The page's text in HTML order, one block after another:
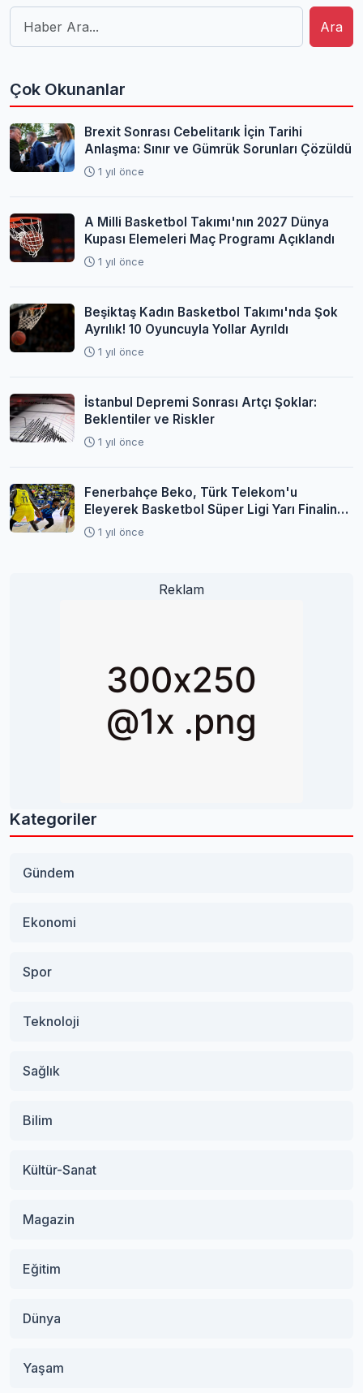
Ara
Çok Okunanlar
Brexit Sonrası Cebelitarık İçin Tarihi
Anlaşma: Sınır ve Gümrük Sorunları Çözüldü
1 yıl önce
A Milli Basketbol Takımı'nın 2027 Dünya
Kupası Elemeleri Maç Programı Açıklandı
1 yıl önce
Beşiktaş Kadın Basketbol Takımı'nda Şok
Ayrılık! 10 Oyuncuyla Yollar Ayrıldı
1 yıl önce
İstanbul Depremi Sonrası Artçı Şoklar:
Beklentiler ve Riskler
1 yıl önce
Fenerbahçe Beko, Türk Telekom'u
Eleyerek Basketbol Süper Ligi Yarı Finaline
Yükseldi
1 yıl önce
Reklam
Kategoriler
Gündem
Ekonomi
Spor
Teknoloji
Sağlık
Bilim
Kültür-Sanat
Magazin
Eğitim
Dünya
Yaşam